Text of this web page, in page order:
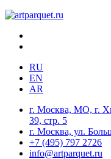
RU
EN
AR
г. Москва, МО, г.
39, стр. 5
г. Москва, ул.
+7 (495) 797 2726
info@artparquet.ru